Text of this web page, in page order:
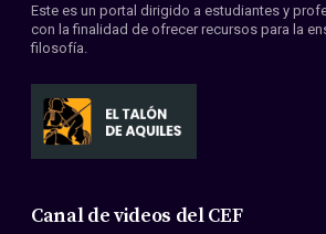
Convenios
Este es un portal dirigido a estudiantes y
con la finalidad de ofrecer recursos para la
filosofía.
Canal de videos del CEF